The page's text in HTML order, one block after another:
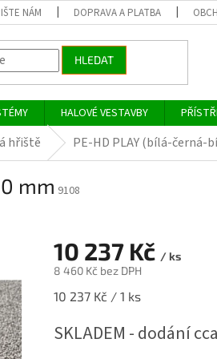
NÁM DOPRAVA A PLATBA
HLEDAT
HALOVÉ VESTAVBY
hřiště PE-HD PLAY (bílá-černá-
mm 9108
10 237 Kč / ks
8 460 Kč bez DPH
Měrná
10 237 Kč / 1 ks
SKLADEM - dodání